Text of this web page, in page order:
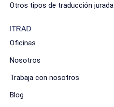
Otros tipos de traducción jurada
ITRAD
Oficinas
Nosotros
Trabaja con nosotros
Blog